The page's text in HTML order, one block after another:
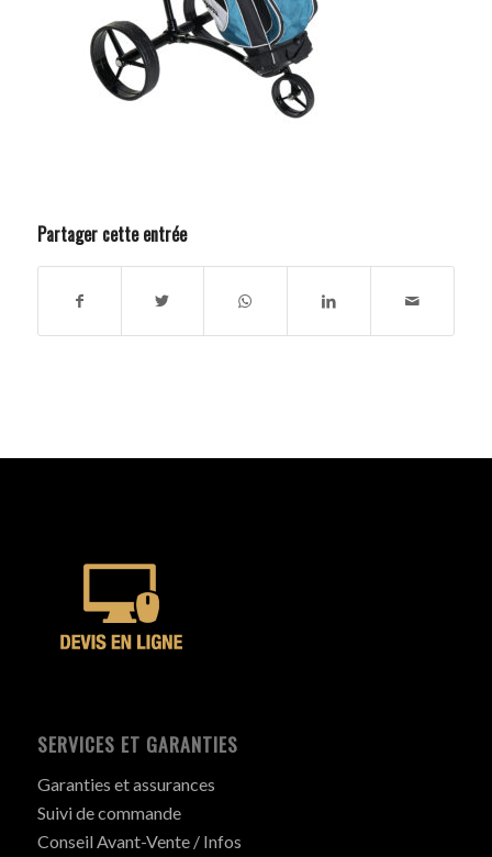
Partager cette entrée
SERVICES ET GARANTIES
Garanties et assurances
Suivi de commande
Conseil Avant-Vente / Infos